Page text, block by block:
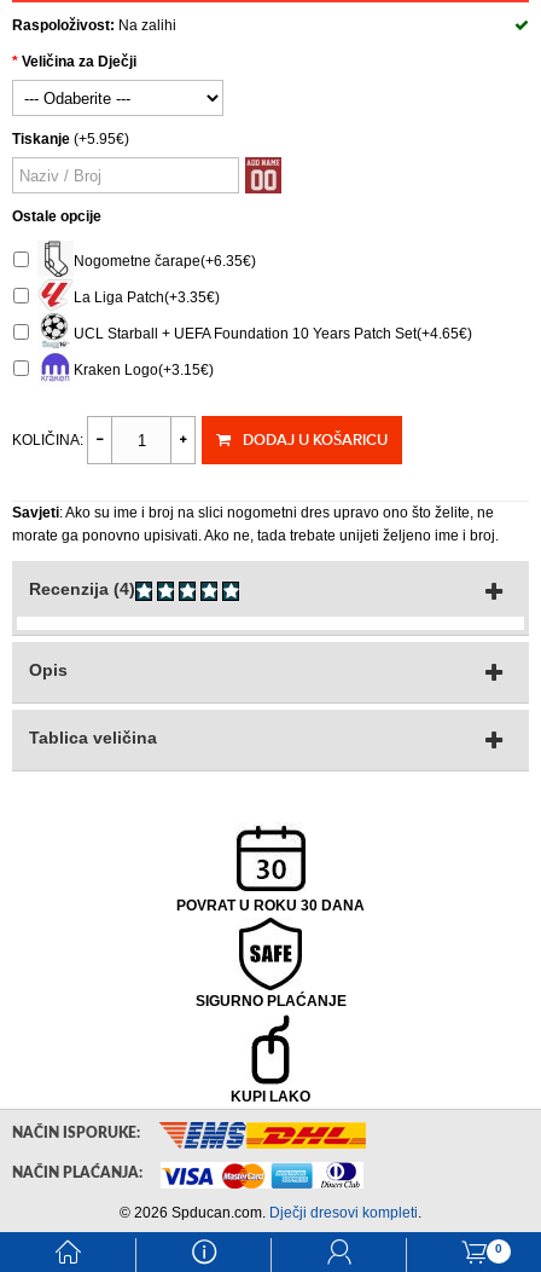
Raspoloživost: Na zalihi
Veličina za Dječji
Tiskanje (+5.95€)
Ostale opcije
Nogometne čarape(+6.35€)
La Liga Patch(+3.35€)
UCL Starball + UEFA Foundation 10 Years Patch Set(+4.65€)
Kraken Logo(+3.15€)
KOLIČINA: DODAJ U KOŠARICU
Savjeti: Ako su ime i broj na slici nogometni dres upravo ono što želite, ne
morate ga ponovno upisivati. Ako ne, tada trebate unijeti željeno ime i broj.
Recenzija (4)
Opis
Tablica veličina
POVRAT U ROKU 30 DANA
SIGURNO PLAĆANJE
KUPI LAKO
󰃱 󰈢 󰃳 0
󰃦
NAČIN ISPORUKE:
NAČIN PLAĆANJA:
© 2026 Spducan.com. Dječji dresovi kompleti.